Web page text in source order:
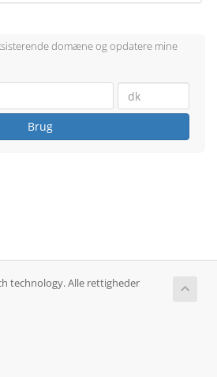
domæne og opdatere mine
Brug
technology. Alle rettigheder